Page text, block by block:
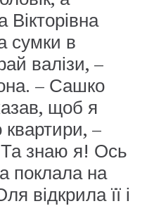
Вікторівна
сумки в
валізи, –
– Сашко
щоб я
квартири, –
знаю я! Ось
поклала на
відкрила її і